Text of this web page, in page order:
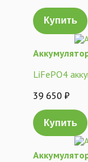
Купить
LiFePO4
39 650 ₽
Купить